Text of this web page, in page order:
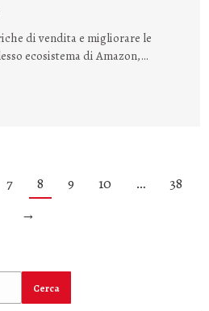
di vendita e migliorare le
ecosistema di Amazon,…
7 8 9 10 …
38
→
Cerca